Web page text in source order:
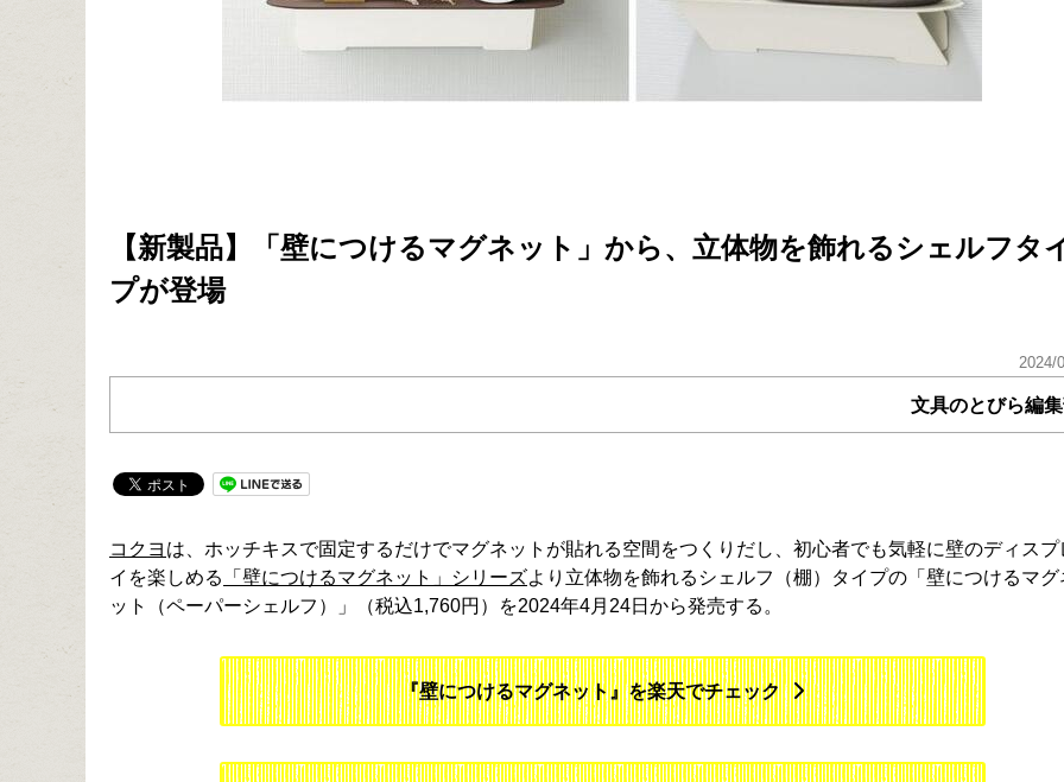
【新製品】「壁につけるマグネット」から、立体物を飾れるシェルフタ
プが登場
2024/
文具のとびら編
コクヨ は、ホッチキスで固定するだけでマグネットが貼れる空間をつくりだし、初心者でも気軽に壁のディスプ
イを楽しめる
「壁につけるマグネット」シリーズより立体物を飾れるシェルフ（棚）タイプの「壁につけるマグ
ット（ペーパーシェルフ）」（税込1,760円）を2024年4月24日から発売する。
『壁につけるマグネット』を楽天でチェック